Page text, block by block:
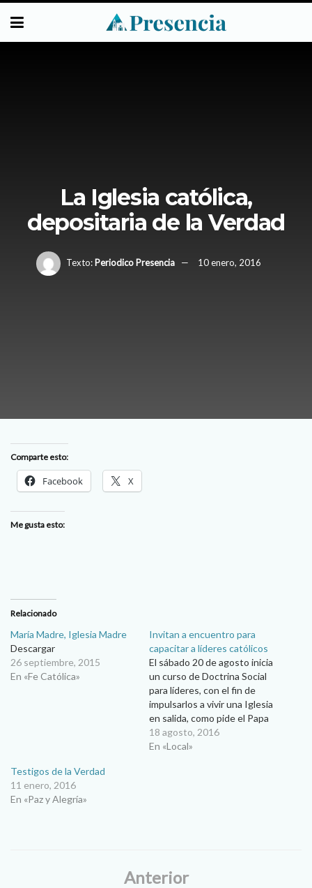
La Iglesia católica,
depositaria de la Verdad
Texto: Periodico Presencia 10 enero, 2016
Comparte esto:
Facebook X
Me gusta esto:
Relacionado
María Madre, Iglesia Madre
Descargar
26 septiembre, 2015
En «Fe Católica»
Invitan a encuentro para
capacitar a líderes católicos
El sábado 20 de agosto inicia
un curso de Doctrina Social
para líderes, con el fin de
impulsarlos a vivir una Iglesia
en salida, como pide el Papa
Francisco… La Pastoral
Social de la Diócesis de
18 agosto, 2016
En «Local»
Testigos de la Verdad
11 enero, 2016
En «Paz y Alegría»
Anterior